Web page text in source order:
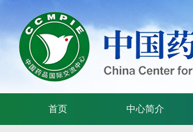
首页 中心简介